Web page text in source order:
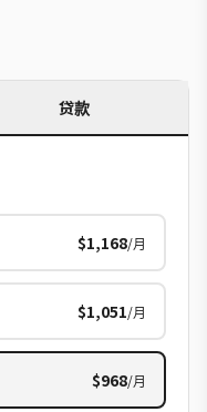
贷款
$1,168/月
$1,051/月
$968/月